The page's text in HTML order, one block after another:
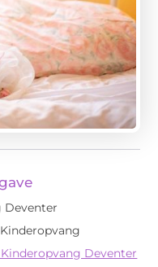
Deventer
Deventer